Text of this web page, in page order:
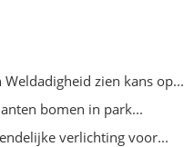
Weldadigheid zien kans op...
bomen in park...
verlichting voor...